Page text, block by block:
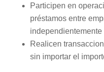
Participen en
préstamos entre
independientemente
Realicen
sin importar el